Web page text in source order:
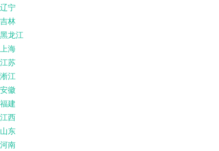
辽宁
吉林
黑龙江
上海
江苏
淅江
安徽
福建
江西
山东
河南